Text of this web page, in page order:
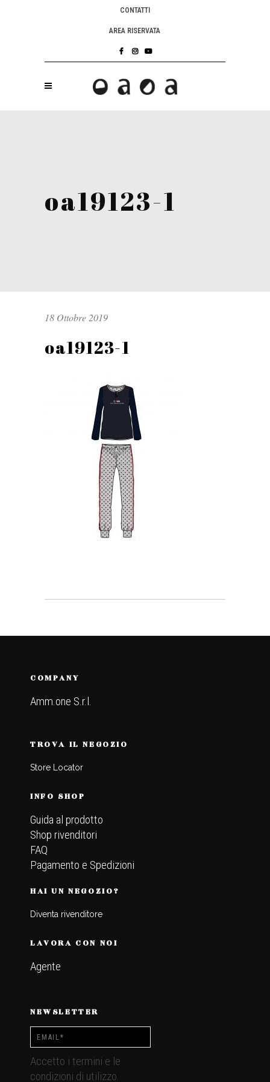
CONTATTI
AREA RISERVATA
oa19123-1
18 Ottobre 2019
oa19123-1
COMPANY
Amm.one S.r.l.
TROVA IL NEGOZIO
Store Locator
INFO SHOP
Guida al prodotto
Shop rivenditori
FAQ
Pagamento e Spedizioni
HAI UN NEGOZIO?
Diventa rivenditore
LAVORA CON NOI
Agente
NEWSLETTER
Accetto i termini e le
condizioni di utilizzo.